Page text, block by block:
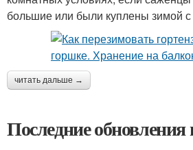
большие или были куплены зимой
читать дальше →
Последние обновления